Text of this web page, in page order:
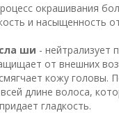
окрашивания
и насыщенность
ши - нейтрализует
от внешних
кожу головы.
длине волоса,
гладкость.